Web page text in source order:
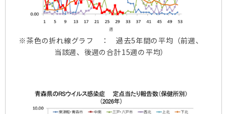
※茶色の折れ線グラフ ： 過去5年間の平均（前週、
当該週、後週の合計15週の平均）